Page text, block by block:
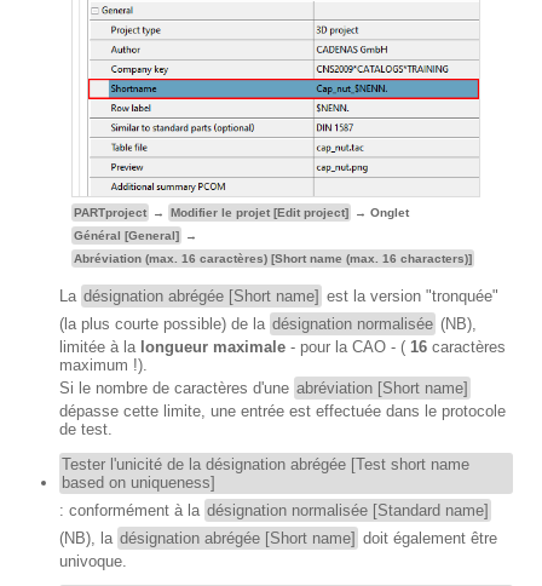
PARTproject → Modifier le projet [Edit project]
→ Onglet
Général [General]
→
Abréviation (max. 16 caractères) [Short name (max. 16 characters)]
La désignation abrégée [Short name] est la version "tronquée"
(la plus courte possible) de la désignation normalisée (NB),
limitée à la longueur maximale - pour la CAO - ( 16 caractères
maximum !).
Si le nombre de caractères d'une abréviation [Short name]
dépasse cette limite, une entrée est effectuée dans le protocole
de test.
Tester l'unicité de la désignation abrégée [Test short name
based on uniqueness]
: conformément à la désignation normalisée [Standard name]
(NB), la désignation abrégée [Short name] doit également être
univoque.